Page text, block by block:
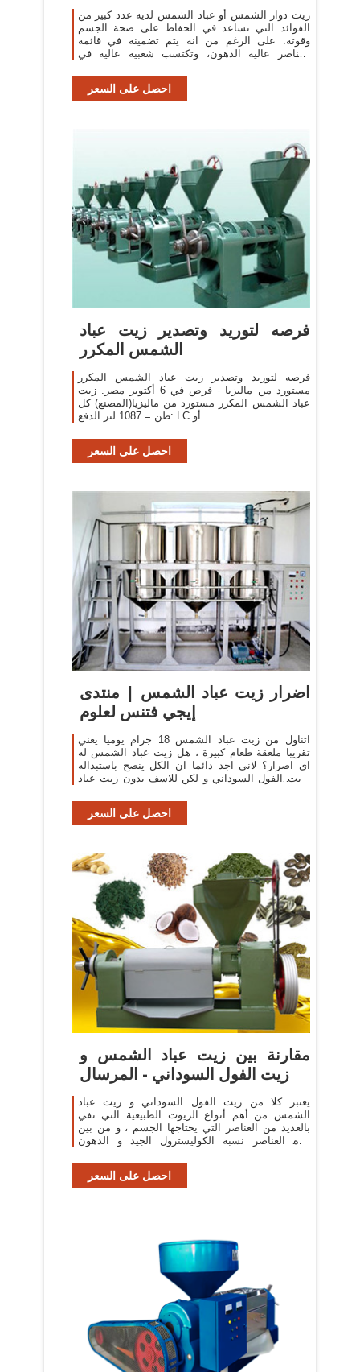
زيت دوار الشمس أو عباد الشمس لديه عدد كبير من
الفوائد التي تساعد في الحفاظ على صحة الجسم
وقوتة. على الرغم من انه يتم تضمينه في قائمة
العناصر عالية الدهون، وتكتسب شعبية عالية في
احصل على السعر
فرصه لتوريد وتصدير زيت عباد
الشمس المكرر
فرصه لتوريد وتصدير زيت عباد الشمس المكرر
مستورد من ماليزيا - فرص في 6 أكتوبر مصر. زيت
عباد الشمس المكرر مستورد من ماليزيا(المصنع) كل
طن = 1087 لتر الدفع: LC أو
احصل على السعر
اضرار زيت عباد الشمس | منتدى
إيجي فتنس لعلوم
اتناول من زيت عباد الشمس 18 جرام يوميا يعني
تقريبا ملعقة طعام كبيرة ، هل زيت عباد الشمس له
اي اضرار؟ لاني اجد دائما ان الكل ينصح باستبداله
بزيت الفول السوداني و لكن للاسف بدون زيت عباد
احصل على السعر
مقارنة بين زيت عباد الشمس و
زيت الفول السوداني - المرسال
يعتبر كلا من زيت الفول السوداني و زيت عباد
الشمس من أهم أنواع الزيوت الطبيعية التي تفي
بالعديد من العناصر التي يحتاجها الجسم ، و من بين
هذه العناصر نسبة الكوليسترول الجيد و الدهون
احصل على السعر